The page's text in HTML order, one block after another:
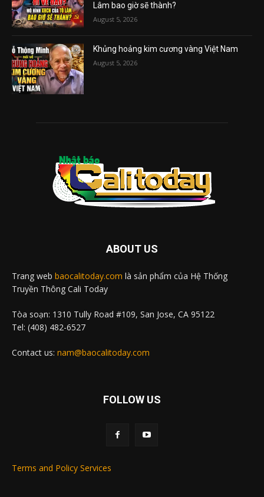
Lâm bao giờ sẽ thành?
August 5, 2026
Khủng hoảng kim cương vàng Việt Nam
August 5, 2026
ABOUT US
Trang web baocalitoday.com là sản phẩm của Hệ Thống
Truyền Thông Cali Today
Tòa soạn: 1310 Tully Road #109, San Jose, CA 95122
Tel: (408) 482-6527
Contact us: nam@baocalitoday.com
FOLLOW US
Terms and Policy Services